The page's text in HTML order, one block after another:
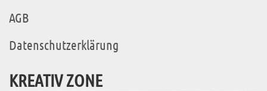
AGB
Datenschutzerklärung
KREATIV ZONE